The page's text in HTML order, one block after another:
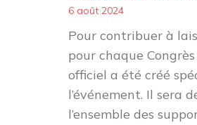
6 août 2024
Pour contribuer à
pour chaque
officiel a été créé
l’événement. Il sera
l’ensemble des